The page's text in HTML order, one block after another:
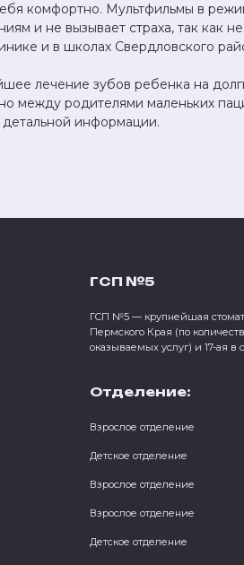
комфортно. Мультфильмы в
и не вызывает страха, так как
и в школах Свердловского
лечение зубов ребенка на
между родителями маленьких
информации.
Отделение:
Детское отделение
Взрослое отделение
Взрослое отделение
Детское отделение
Взрослое отделение
ГСП №5 — крупнейшая
Пермского Края (по
оказываемых услуг) и 17-ая в
ГСП №5